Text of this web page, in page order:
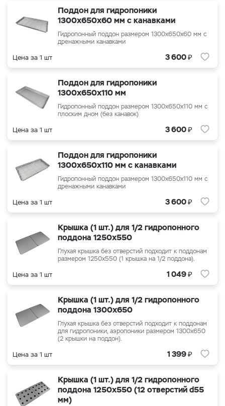
Поддон для гидропоники
1300x650x60 мм с канавками
Гидропонный поддон размером 1300x650x60 мм с
дренажными канавками
Цена за 1 шт 3 600₽
Поддон для гидропоники
1300x650x110 мм
Гидропонный поддон размером 1300x650x110 мм с
плоским дном (без канавок)
Цена за 1 шт 3 600₽
Поддон для гидропоники
1300x650x110 мм с канавками
Гидропонный поддон размером 1300x650x110 мм с
дренажными канавками
Цена за 1 шт 3 600₽
Крышка (1 шт.) для 1/2 гидропонного
поддона 1250x550
Глухая крышка без отверстий подходит к поддонам
размером 1250x550 (1 крышка на 1/2 поддона).
Цена за 1 шт 1 049₽
Крышка (1 шт.) для 1/2 гидропонного
поддона 1300x650
Глухая крышка без отверстий подходит к поддонам
для гидропоники, аэропоники размером 1300x650
(2 крышки на поддон).
Цена за 1 шт 1 399₽
Крышка (1 шт.) для 1/2 гидропонного
поддона 1250x550 (12 отверстий d55
мм)